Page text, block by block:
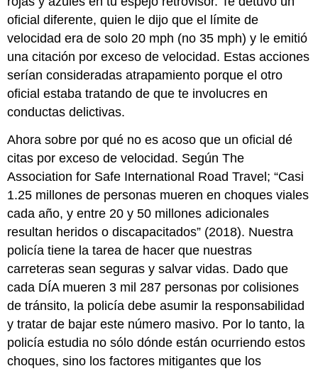
oficial diferente, quien le dijo que el límite de
velocidad era de solo 20 mph (no 35 mph) y le emitió
una citación por exceso de velocidad. Estas acciones
serían consideradas atrapamiento porque el otro
oficial estaba tratando de que te involucres en
conductas delictivas.
Ahora sobre por qué no es acoso que un oficial dé
citas por exceso de velocidad. Según The
Association for Safe International Road Travel; “Casi
1.25 millones de personas mueren en choques viales
cada año, y entre 20 y 50 millones adicionales
resultan heridos o discapacitados” (2018). Nuestra
policía tiene la tarea de hacer que nuestras
carreteras sean seguras y salvar vidas. Dado que
cada DÍA mueren 3 mil 287 personas por colisiones
de tránsito, la policía debe asumir la responsabilidad
y tratar de bajar este número masivo. Por lo tanto, la
policía estudia no sólo dónde están ocurriendo estos
choques, sino los factores mitigantes que los